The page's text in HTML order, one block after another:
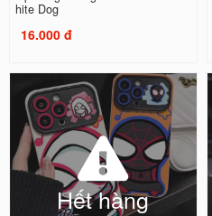
hite Dog
16.000 đ
Hết hàng